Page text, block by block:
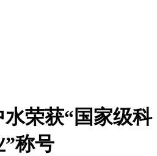
荣获“国家级科
称号